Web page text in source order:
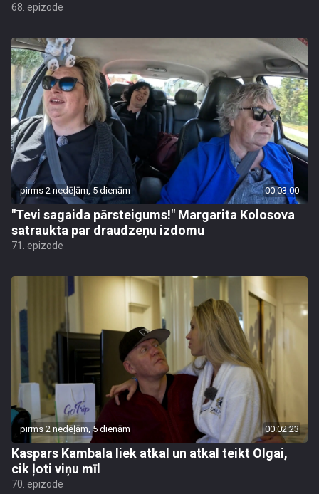
68. epizode
pirms 2 nedēļām, 5 dienām 00:03:00
"Tevi sagaida pārsteigums!" Margarita Kolosova
satraukta par draudzeņu izdomu
71. epizode
pirms 2 nedēļām, 5 dienām 00:02:23
Kaspars Kambala liek atkal un atkal teikt Olgai,
cik ļoti viņu mīl
70. epizode